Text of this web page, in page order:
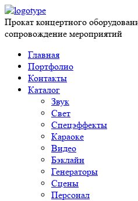
Прокат концертного
сопровождение мероприятий
Главная
Портфолио
Контакты
Каталог
Звук
Свет
Спецэффекты
Караоке
Видео
Бэклайн
Генераторы
Сцены
Персонал